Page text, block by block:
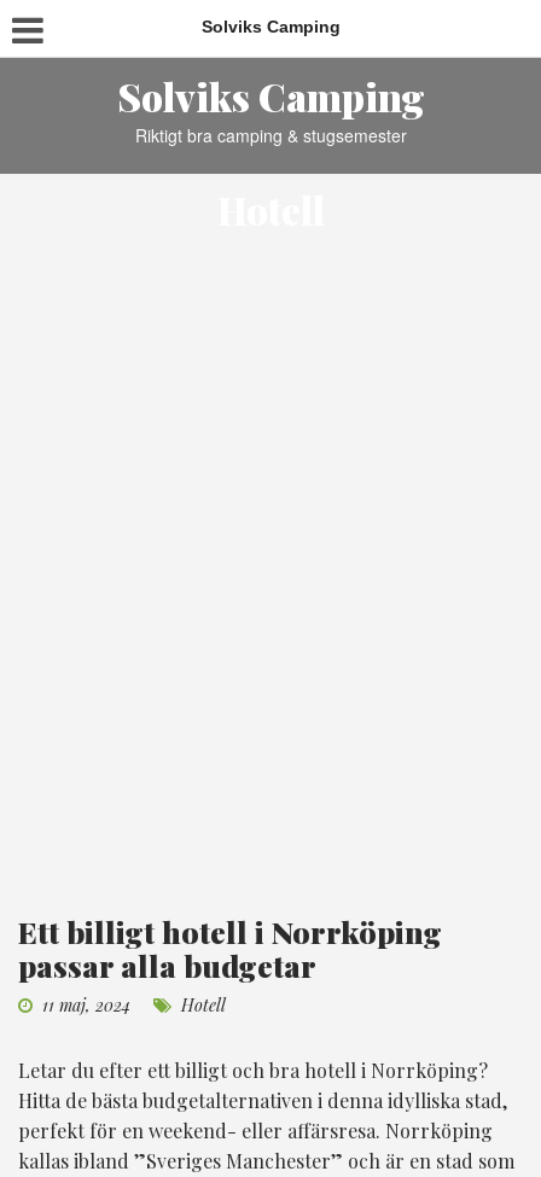
Solviks Camping
Solviks Camping
Riktigt bra camping & stugsemester
Ett billigt hotell i Norrköping
passar alla budgetar
11 maj, 2024 Hotell
Letar du efter ett billigt och bra hotell i Norrköping?
Hitta de bästa budgetalternativen i denna idylliska stad,
perfekt för en weekend- eller affärsresa. Norrköping
kallas ibland ”Sveriges Manchester” och är en stad som